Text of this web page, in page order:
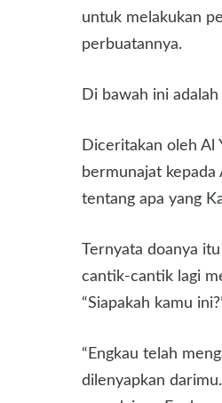
untuk melakukan
perbuatannya.
Di bawah ini
Diceritakan oleh Al
bermunajat
tentang apa yang
Ternyata doanya
cantik-cantik lagi
“Siapakah kamu
“Engkau telah
dilenyapkan